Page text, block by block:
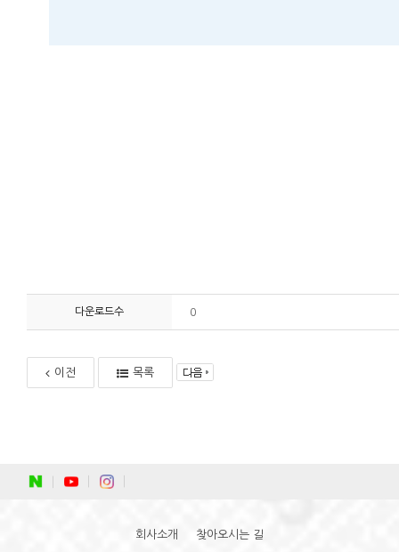
다운로드수 0
이전 목록
회사소개 찾아오시는 길